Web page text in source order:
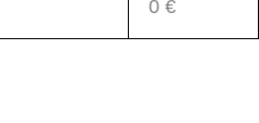
0 €